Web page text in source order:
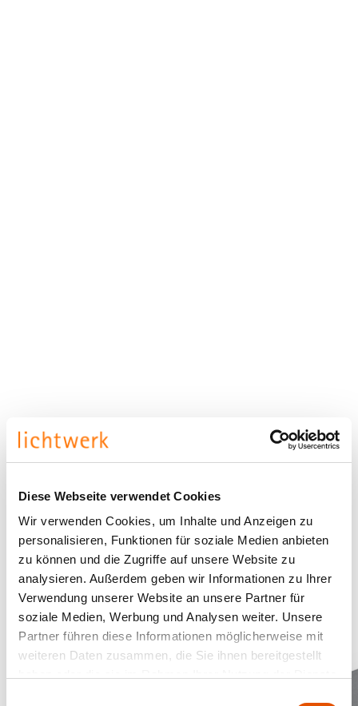
Diese Webseite verwendet Cookies
Wir verwenden Cookies, um Inhalte und Anzeigen zu
personalisieren, Funktionen für soziale Medien anbieten
zu können und die Zugriffe auf unsere Website zu
analysieren. Außerdem geben wir Informationen zu Ihrer
Verwendung unserer Website an unsere Partner für
soziale Medien, Werbung und Analysen weiter. Unsere
Partner führen diese Informationen möglicherweise mit
weiteren Daten zusammen, die Sie ihnen bereitgestellt